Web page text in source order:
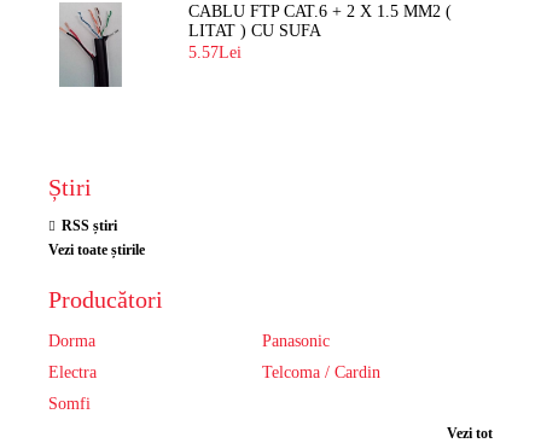
CABLU FTP CAT.6 + 2 X 1.5 MM2 (
LITAT ) CU SUFA
5.57Lei
Știri
RSS știri
Vezi toate știrile
Producători
Dorma
Panasonic
Electra
Telcoma / Cardin
Somfi
Vezi tot